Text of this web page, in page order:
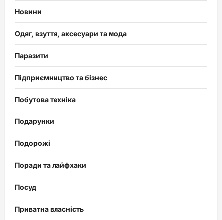
Новини
Одяг, взуття, аксесуари та мода
Паразити
Підприємництво та бізнес
Побутова техніка
Подарунки
Подорожі
Поради та лайфхаки
Посуд
Приватна власність